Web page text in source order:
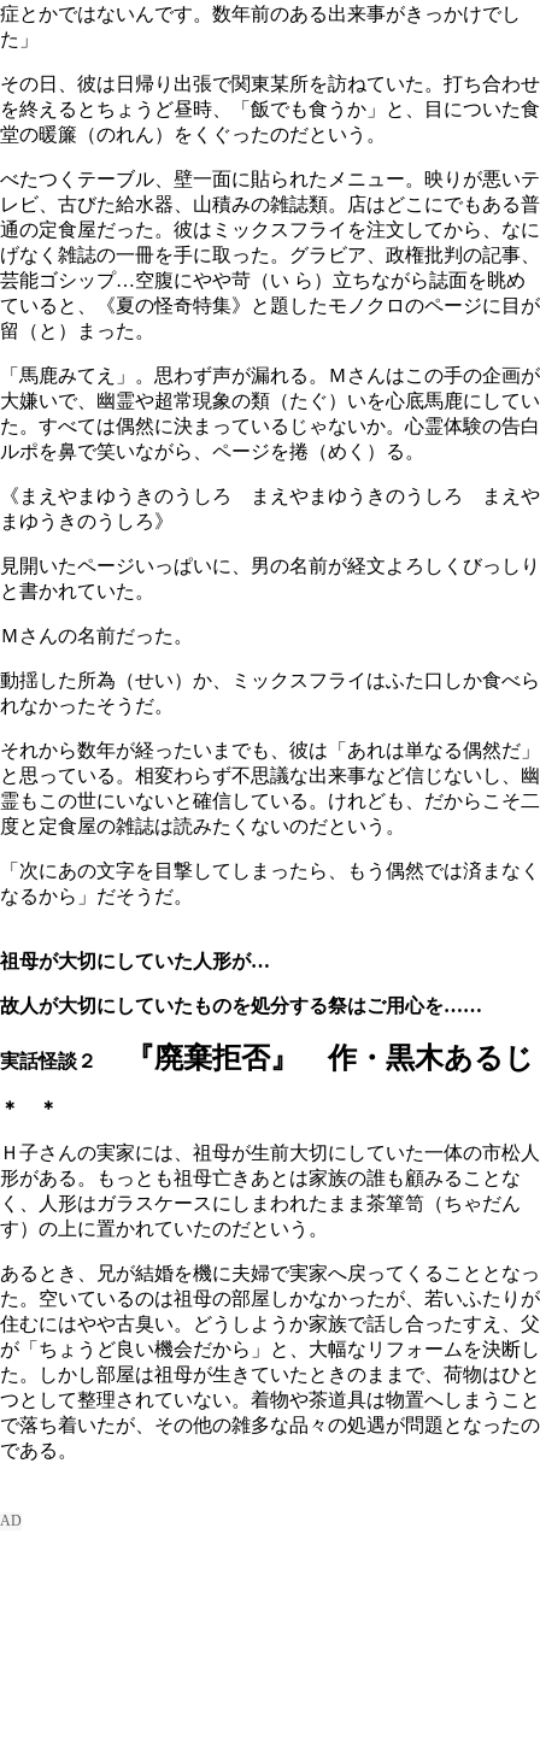
症とかではないんです。数年前のある出来事がきっかけでし
た」
その日、彼は日帰り出張で関東某所を訪ねていた。打ち合わせ
を終えるとちょうど昼時、「飯でも食うか」と、目についた食
堂の暖簾（のれん）をくぐったのだという。
べたつくテーブル、壁一面に貼られたメニュー。映りが悪いテ
レビ、古びた給水器、山積みの雑誌類。店はどこにでもある普
通の定食屋だった。彼はミックスフライを注文してから、なに
げなく雑誌の一冊を手に取った。グラビア、政権批判の記事、
芸能ゴシップ…空腹にやや苛（い ら）立ちながら誌面を眺め
ていると、《夏の怪奇特集》と題したモノクロのページに目が
留（と）まった。
「馬鹿みてえ」。思わず声が漏れる。Ｍさんはこの手の企画が
大嫌いで、幽霊や超常現象の類（たぐ）いを心底馬鹿にしてい
た。すべては偶然に決まっているじゃないか。心霊体験の告白
ルポを鼻で笑いながら、ページを捲（めく）る。
《まえやまゆうきのうしろ まえやまゆうきのうしろ まえや
まゆうきのうしろ》
見開いたページいっぱいに、男の名前が経文よろしくびっしり
と書かれていた。
Ｍさんの名前だった。
動揺した所為（せい）か、ミックスフライはふた口しか食べら
れなかったそうだ。
それから数年が経ったいまでも、彼は「あれは単なる偶然だ」
と思っている。相変わらず不思議な出来事など信じないし、幽
霊もこの世にいないと確信している。けれども、だからこそ二
度と定食屋の雑誌は読みたくないのだという。
「次にあの文字を目撃してしまったら、もう偶然では済まなく
なるから」だそうだ。
祖母が大切にしていた人形が…
故人が大切にしていたものを処分する祭はご用心を……
実話怪談２ 『廃棄拒否』 作・黒木あるじ
＊ ＊
Ｈ子さんの実家には、祖母が生前大切にしていた一体の市松人
形がある。もっとも祖母亡きあとは家族の誰も顧みることな
く、人形はガラスケースにしまわれたまま茶箪笥（ちゃだん
す）の上に置かれていたのだという。
あるとき、兄が結婚を機に夫婦で実家へ戻ってくることとなっ
た。空いているのは祖母の部屋しかなかったが、若いふたりが
住むにはやや古臭い。どうしようか家族で話し合ったすえ、父
が「ちょうど良い機会だから」と、大幅なリフォームを決断し
た。しかし部屋は祖母が生きていたときのままで、荷物はひと
つとして整理されていない。着物や茶道具は物置へしまうこと
で落ち着いたが、その他の雑多な品々の処遇が問題となったの
である。